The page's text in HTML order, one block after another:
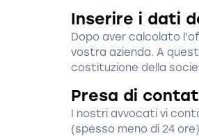
Inserire i dati
Dopo aver calcolato
vostra azienda. A
costituzione della
Presa di
I nostri avvocati vi
(spesso meno di 24